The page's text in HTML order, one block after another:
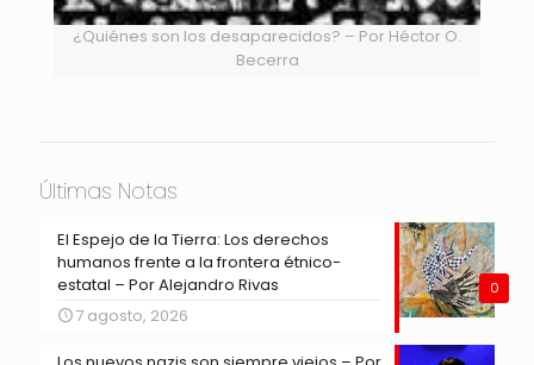
¿Quiénes son los desaparecidos? – Por Héctor O.
Becerra
Últimas Notas
0
El Espejo de la Tierra: Los derechos
humanos frente a la frontera étnico-
estatal – Por Alejandro Rivas
7 agosto, 2026